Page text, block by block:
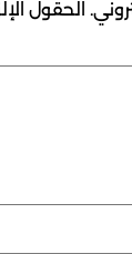
الحقول